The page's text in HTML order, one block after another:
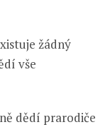
žádný
vše
dědí prarodiče